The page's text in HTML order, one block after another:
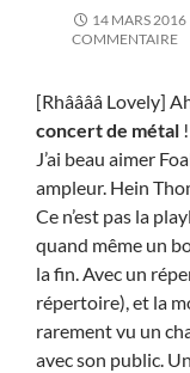
14 MARS 2016
COMMENTAIRE
[Rhââââ Lovely]
concert de métal !
J’ai beau aimer
ampleur. Hein
Ce n’est pas la
quand même un
la fin. Avec un
répertoire), et la
rarement vu un
avec son public. Un